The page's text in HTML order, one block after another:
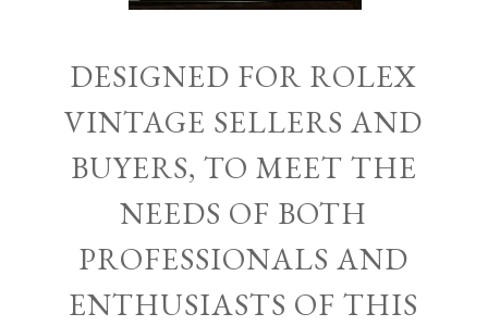
DESIGNED FOR ROLEX
VINTAGE SELLERS AND
BUYERS, TO MEET THE
NEEDS OF BOTH
PROFESSIONALS AND
ENTHUSIASTS OF THIS